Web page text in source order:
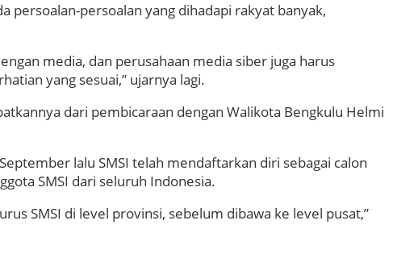
persoalan-persoalan yang dihadapi rakyat banyak,
media, dan perusahaan media siber juga harus
yang sesuai,” ujarnya lagi.
dari pembicaraan dengan Walikota Bengkulu Helmi
lalu SMSI telah mendaftarkan diri sebagai calon
SMSI dari seluruh Indonesia.
SMSI di level provinsi, sebelum dibawa ke level pusat,”